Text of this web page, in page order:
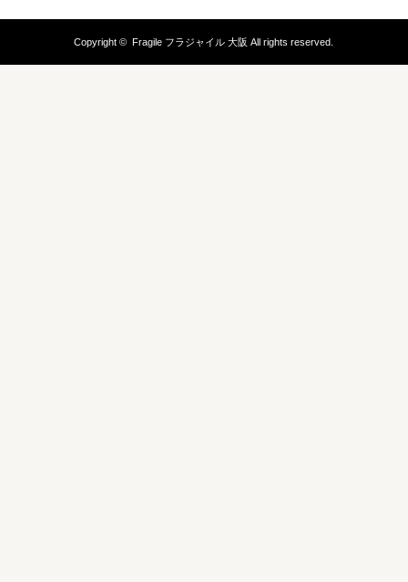
Copyright ©Fragile フラジャイル 大阪 All rights reserved.